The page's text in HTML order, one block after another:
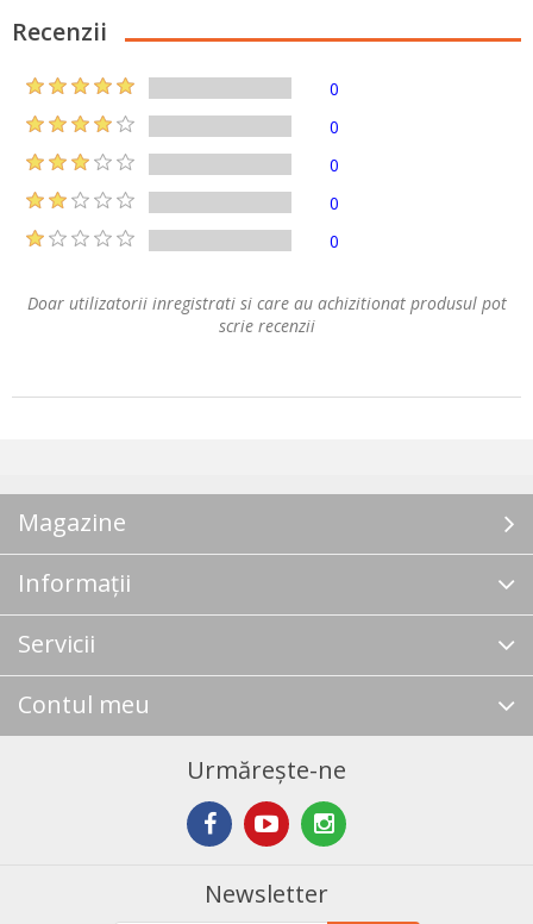
Recenzii
0
0
0
0
0
Doar utilizatorii inregistrati si care au achizitionat produsul pot
scrie recenzii
Magazine
Informații
Servicii
Contul meu
Urmărește-ne
Newsletter